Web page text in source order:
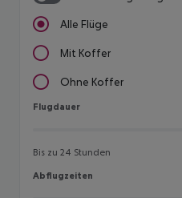
Alle Flüge
Mit Koffer
Ohne Koffer
Flugdauer
Flugdauer
Bis zu 24 Stunden
Abflugzeiten
Abflugzeiten